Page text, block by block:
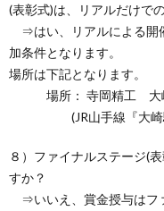
(表彰式)は、リアルだけで
⇒はい、リアルによる開
加条件となります。
場所は下記となります。
場所： 寺岡精工 大崎
(JR山手線『大崎駅
８）ファイナルステージ(
すか？
⇒いいえ、賞金授与はフ